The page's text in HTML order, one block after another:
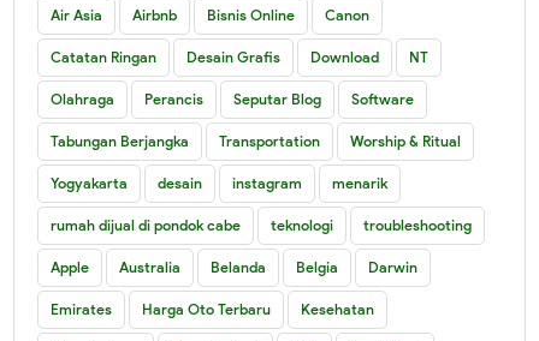
Air Asia Airbnb Bisnis Online Canon
Catatan Ringan Desain Grafis Download NT
Olahraga Perancis Seputar Blog Software
Tabungan Berjangka Transportation Worship & Ritual
Yogyakarta desain instagram menarik
rumah dijual di pondok cabe teknologi troubleshooting
Apple Australia Belanda Belgia Darwin
Emirates Harga Oto Terbaru Kesehatan